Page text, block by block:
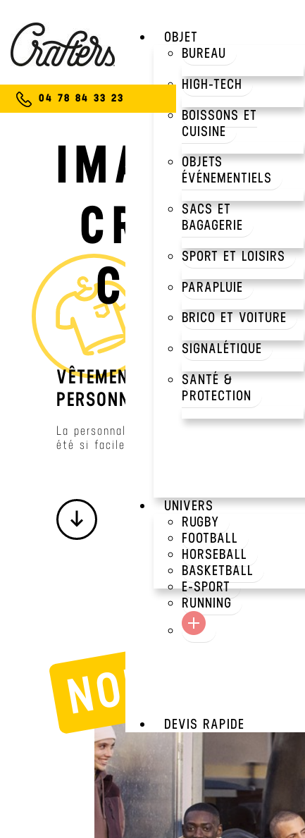
04 78 84 33 23
OBJET
BUREAU
HIGH-TECH
BOISSONS ET
CUISINE
OBJETS
ÉVÉNEMENTIELS
SACS ET
BAGAGERIE
SPORT ET LOISIRS
PARAPLUIE
BRICO ET VOITURE
SIGNALÉTIQUE
SANTÉ &
PROTECTION
UNIVERS
RUGBY
FOOTBALL
HORSEBALL
BASKETBALL
E-SPORT
RUNNING
DEVIS RAPIDE
IMAGINEZ
CRÉEZ
CRAFTEZ
VÊTEMENTS ET OBJETS
PERSONNALISÉS.
La personnalisation n’aura jamais
été si facile !
NOUVEAUTÉS